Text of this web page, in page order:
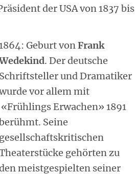
der USA von 1837 bis
Geburt vonFrank
. Der deutsche
Schriftsteller und Dramatiker
vor allem mit
«Frühlings Erwachen» 1891
Seine
gesellschaftskritischen
gehörten zu
meistgespielten seiner